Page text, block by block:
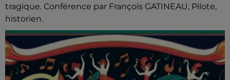
tragique. Conférence par François GATINEAU, Pilote,
historien.